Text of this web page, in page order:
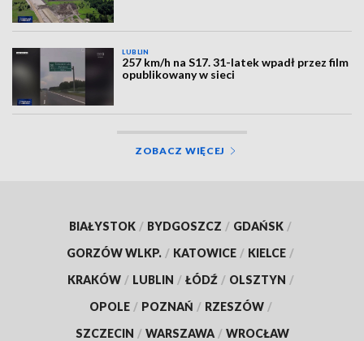
LUBLIN
257 km/h na S17. 31-latek wpadł przez film
opublikowany w sieci
ZOBACZ WIĘCEJ
BIAŁYSTOK / BYDGOSZCZ / GDAŃSK /
GORZÓW WLKP. / KATOWICE / KIELCE /
KRAKÓW / LUBLIN / ŁÓDŹ / OLSZTYN /
OPOLE / POZNAŃ / RZESZÓW /
SZCZECIN / WARSZAWA / WROCŁAW